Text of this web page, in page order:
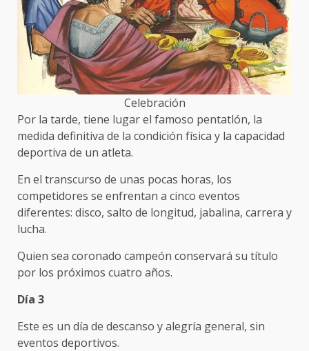
Celebración
Por la tarde, tiene lugar el famoso pentatlón, la
medida definitiva de la condición física y la capacidad
deportiva de un atleta.
En el transcurso de unas pocas horas, los
competidores se enfrentan a cinco eventos
diferentes: disco, salto de longitud, jabalina, carrera y
lucha.
Quien sea coronado campeón conservará su título
por los próximos cuatro años.
Día 3
Este es un día de descanso y alegría general, sin
eventos deportivos.